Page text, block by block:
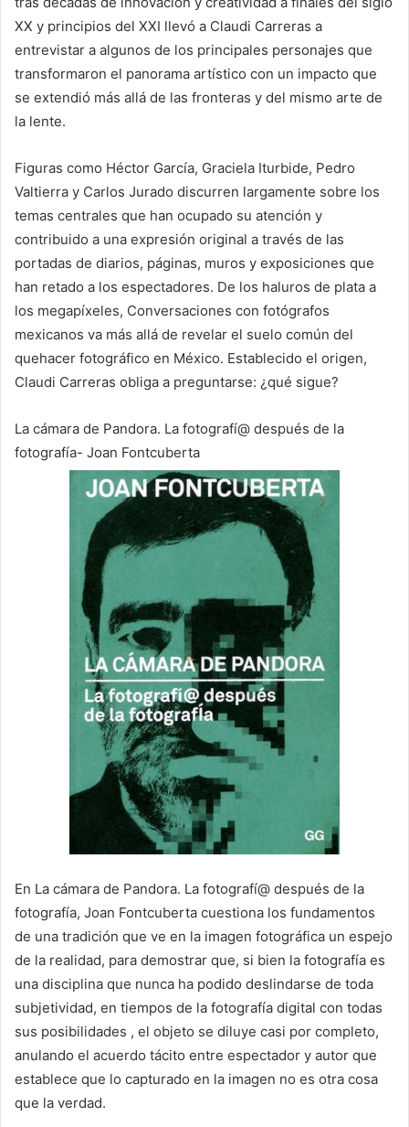
XX y principios del XXI llevó a Claudi Carreras a
entrevistar a algunos de los principales personajes que
transformaron el panorama artístico con un impacto que
se extendió más allá de las fronteras y del mismo arte de
la lente.
Figuras como Héctor García, Graciela Iturbide, Pedro
Valtierra y Carlos Jurado discurren largamente sobre los
temas centrales que han ocupado su atención y
contribuido a una expresión original a través de las
portadas de diarios, páginas, muros y exposiciones que
han retado a los espectadores. De los haluros de plata a
los megapíxeles, Conversaciones con fotógrafos
mexicanos va más allá de revelar el suelo común del
quehacer fotográfico en México. Establecido el origen,
Claudi Carreras obliga a preguntarse: ¿qué sigue?
La cámara de Pandora. La fotografí@ después de la
fotografía- Joan Fontcuberta
En La cámara de Pandora. La fotografí@ después de la
fotografía, Joan Fontcuberta cuestiona los fundamentos
de una tradición que ve en la imagen fotográfica un espejo
de la realidad, para demostrar que, si bien la fotografía es
una disciplina que nunca ha podido deslindarse de toda
subjetividad, en tiempos de la fotografía digital con todas
sus posibilidades , el objeto se diluye casi por completo,
anulando el acuerdo tácito entre espectador y autor que
establece que lo capturado en la imagen no es otra cosa
que la verdad.